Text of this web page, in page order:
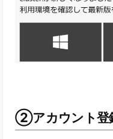
②アカウント登